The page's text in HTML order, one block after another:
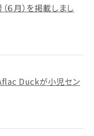
６月）を掲載しまし
Duckが小児セン